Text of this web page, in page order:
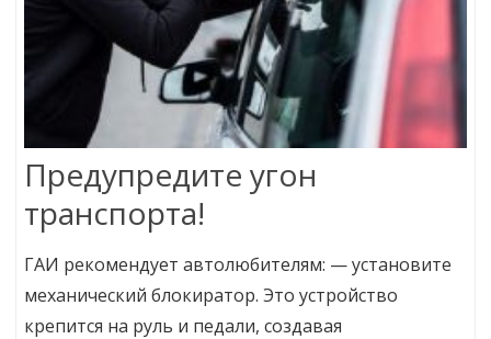
Предупредите угон
транспорта!
ГАИ рекомендует автолюбителям: — установите
механический блокиратор. Это устройство
крепится на руль и педали, создавая